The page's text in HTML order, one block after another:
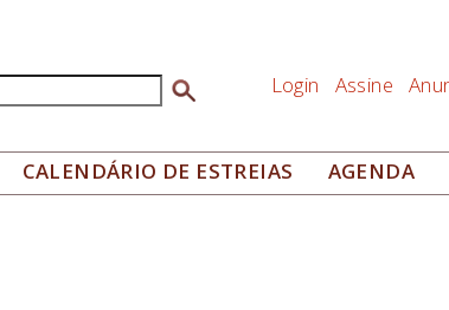
de busca Login Assine
CALENDÁRIO DE ESTREIAS AGENDA